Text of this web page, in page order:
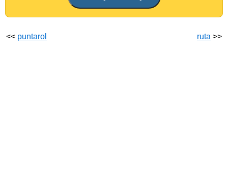
<< puntarol ruta >>